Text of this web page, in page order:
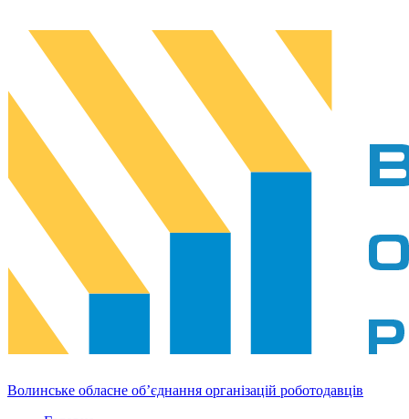
Волинське обласне об’єднання організацій роботодавців